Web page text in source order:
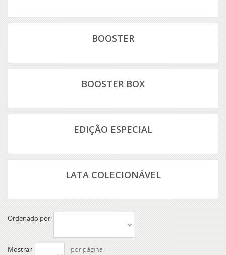
BOOSTER
BOOSTER BOX
EDIÇÃO ESPECIAL
LATA COLECIONÁVEL
Ordenado por
Mostrar por página